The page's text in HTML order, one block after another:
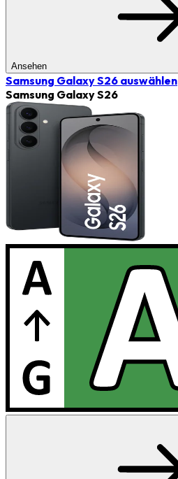
Ansehen
Samsung Galaxy S26 auswählen
Samsung Galaxy S26